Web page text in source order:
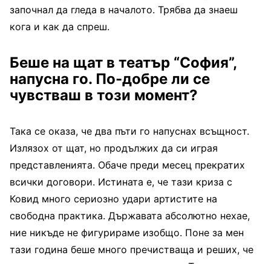
започнал да гледа в началото. Трябва да знаеш
кога и как да спреш.
Беше на щат в театър “София”,
напусна го. По-добре ли се
чувстваш в този момент?
Така се оказа, че два пъти го напуснах всъщност.
Излязох от щат, но продължих да си играя
представленията. Обаче преди месец прекратих
всички договори. Истината е, че тази криза с
Ковид много сериозно удари артистите на
свободна практика. Държавата абсолютно нехае,
ние никъде не фигурираме изобщо. Поне за мен
тази година беше много пречистваща и реших, че